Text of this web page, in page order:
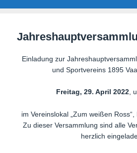
Einladung zur
und Sportvereins 1895
Freitag, 29. April 2022,
im Vereinslokal „Zum weißen
Zu dieser Versammlung sind alle
herzlich